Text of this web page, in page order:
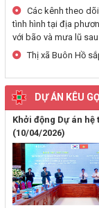
đến đường Trần
(30/07/2026, 00:00)
Thông báo về việc
chấp thuận bằng
hàng hoá xuất khẩu
(29/07/2026, 00:00)
Thông báo công
số 59, tờ bản đồ
Đắk Lắk do Nguyễn
thường trú tại TDP
sử dụng
Các kênh theo
tình hình tại địa
với bão và mưa lũ
Thị xã Buôn Hồ
DỰ ÁN KÊU
Khởi động Dự án
(10/04/2026)